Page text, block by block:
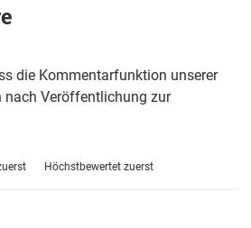
die Kommentarfunktion unserer
nach Veröffentlichung zur
Höchstbewertet zuerst